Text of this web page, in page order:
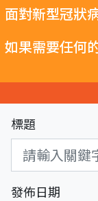
跳至主要內容
面對新型冠狀
如果需要任何
標題
發佈日期